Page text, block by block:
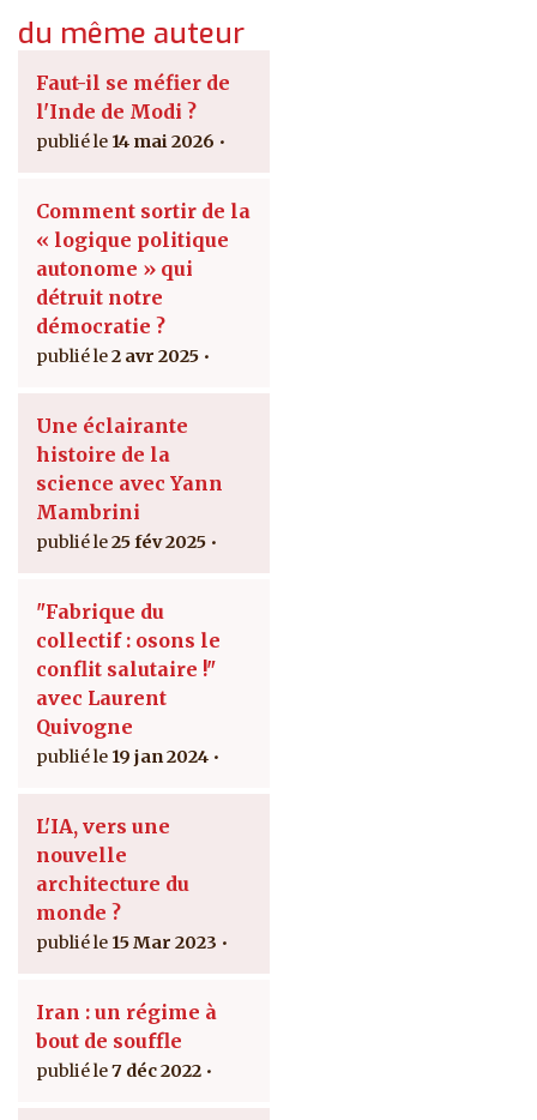
du même auteur
Faut-il se méfier de
l'Inde de Modi ?
14 mai 2026
Comment sortir de la
« logique politique
autonome » qui
détruit notre
démocratie ?
2 avr 2025
Une éclairante
histoire de la
science avec Yann
Mambrini
25 fév 2025
"Fabrique du
collectif : osons le
conflit salutaire !"
avec Laurent
Quivogne
19 jan 2024
L'IA, vers une
nouvelle
architecture du
monde ?
15 Mar 2023
Iran : un régime à
bout de souffle
7 déc 2022